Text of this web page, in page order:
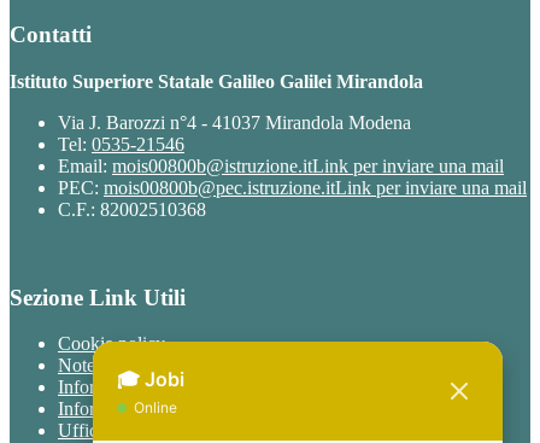
Contatti
Istituto Superiore Statale Galileo Galilei Mirandola
Via J. Barozzi n°4 - 41037 Mirandola Modena
Tel: 0535-21546
Email: mois00800b@istruzione.itLink per inviare una mail
PEC: mois00800b@pec.istruzione.itLink per inviare una mail
C.F.: 82002510368
Sezione Link Utili
Cookie policy
Note legali
Informativa Privacy
Informativa Privacy chatbot Jobi
Ufficio Relazioni con il Pubblico